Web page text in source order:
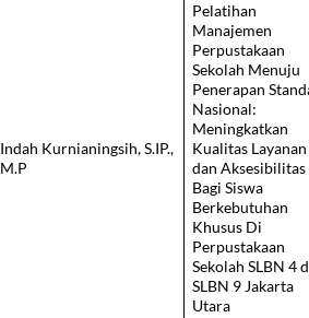
Indah Kurnianingsih, S.IP.,
M.P
Pelatihan
Manajemen
Perpustakaan
Sekolah Menuju
Penerapan
Nasional:
Meningkatkan
Kualitas Layanan
dan Aksesibilitas
Bagi Siswa
Berkebutuhan
Khusus Di
Perpustakaan
Sekolah SLBN 4
SLBN 9 Jakarta
Utara